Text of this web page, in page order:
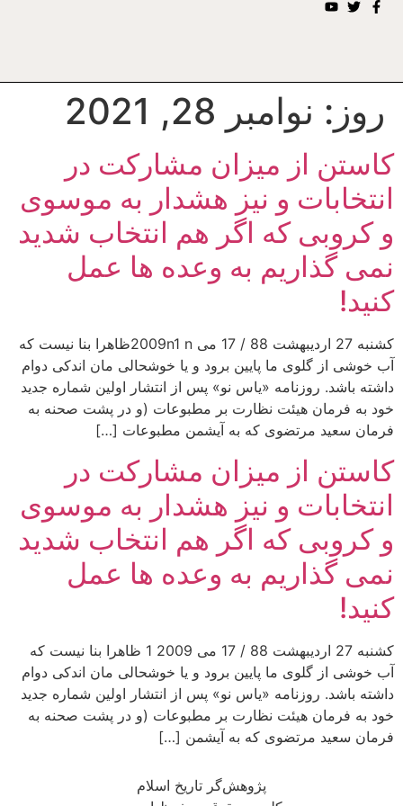
روز: نوامبر 28, 2021
کاستن از میزان مشارکت در
انتخابات و نیز هشدار به موسوی
و کروبی که اگر هم انتخاب شدید
نمی گذاریم به وعده ها عمل
کنید!
کشنبه 27 اردیبهشت 88 / 17 می 2009n1 nظاهرا بنا نیست که
آب خوشی از گلوی ما پایین برود و یا خوشحالی مان اندکی دوام
داشته باشد. روزنامه «یاس نو» پس از انتشار اولین شماره جدید
خود به فرمان هیئت نظارت بر مطبوعات (و در پشت صحنه به
فرمان سعید مرتضوی که به آیشمن مطبوعات […]
کاستن از میزان مشارکت در
انتخابات و نیز هشدار به موسوی
و کروبی که اگر هم انتخاب شدید
نمی گذاریم به وعده ها عمل
کنید!
کشنبه 27 اردیبهشت 88 / 17 می 2009 1 ظاهرا بنا نیست که
آب خوشی از گلوی ما پایین برود و یا خوشحالی مان اندکی دوام
داشته باشد. روزنامه «یاس نو» پس از انتشار اولین شماره جدید
خود به فرمان هیئت نظارت بر مطبوعات (و در پشت صحنه به
فرمان سعید مرتضوی که به آیشمن […]
پژوهش‌گر تاریخ اسلام